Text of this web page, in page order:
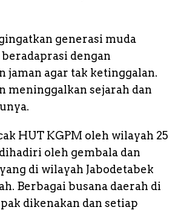
generasi muda
dengan
jaman agar tak ketinggalan.
meninggalkan sejarah dan
HUT KGPM oleh wilayah 25
oleh gembala dan
di wilayah Jabodetabek
Berbagai busana daerah di
dikenakan dan setiap